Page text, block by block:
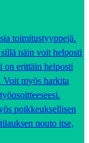
toimitustyyppejä.
näin voit helposti
on erittäin helposti
Voit myös harkita
poikkeuksellisen
nouto itse,